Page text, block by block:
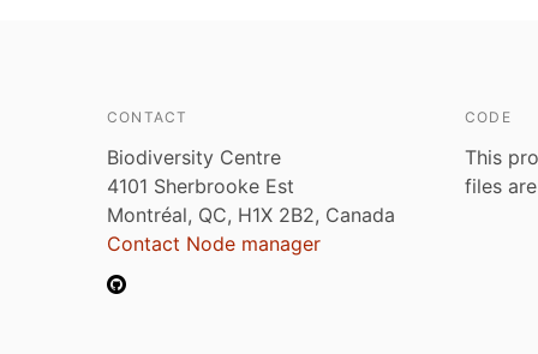
CONTACT
Biodiversity Centre
4101 Sherbrooke Est
Montréal, QC, H1X 2B2, Canada
Contact Node manager
CODE
This
files